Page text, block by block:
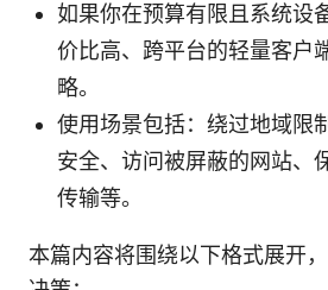
如果你在预算有限且系统设
价比高、跨平台的轻量客户
略。
使用场景包括：绕过地域限
安全、访问被屏蔽的网站、
传输等。
本篇内容将围绕以下格式展开